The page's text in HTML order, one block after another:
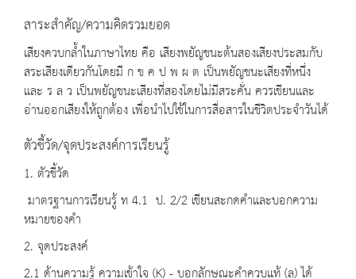
สาระสำคัญ/ความคิดรวมยอด
เสียงควบกล้ำในภาษาไทย คือ เสียงพยัญชนะต้นสองเสียงประสมกับ
สระเสียงเดียวกันโดยมี ก ข ค ป พ ผ ต เป็นพยัญชนะเสียงที่หนึ่ง
และ ร ล ว เป็นพยัญชนะเสียงที่สองโดยไม่มีสระคั่น ควรเขียนและ
อ่านออกเสียงให้ถูกต้อง เพื่อนำไปใช้ในการสื่อสารในชีวิตประจำวันได้
ตัวชี้วัด/จุดประสงค์การเรียนรู้
1. ตัวชี้วัด
มาตรฐานการเรียนรู้ ท 4.1 ป. 2/2 เขียนสะกดคำและบอกความ
หมายของคำ
2. จุดประสงค์
2.1 ด้านความรู้ ความเข้าใจ (K) - บอกลักษณะคำควบแท้ (ล) ได้